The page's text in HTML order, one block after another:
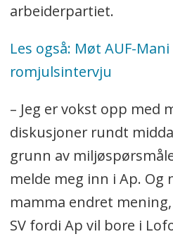
arbeiderpartiet.
Les også: Møt AUF-
romjulsintervju
– Jeg er vokst opp med
diskusjoner rundt
grunn av
melde meg inn i Ap. Og
mamma endret
SV fordi Ap vil bore i